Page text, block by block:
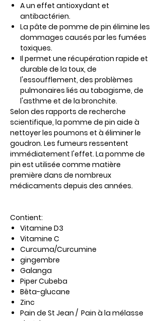
A un effet antioxydant et
antibactérien.
La pâte de pomme de pin élimine les
dommages causés par les fumées
toxiques.
Il permet une récupération rapide et
durable de la toux, de
l'essoufflement, des problèmes
pulmonaires liés au tabagisme, de
l'asthme et de la bronchite.
Selon des rapports de recherche
scientifique, la pomme de pin aide à
nettoyer les poumons et à éliminer le
goudron. Les fumeurs ressentent
immédiatement l'effet. La pomme de
pin est utilisée comme matière
première dans de nombreux
médicaments depuis des années.
Contient:
Vitamine D3
Vitamine C
Curcuma/Curcumine
gingembre
Galanga
Piper Cubeba
Bêta-glucane
Zinc
Pain de St Jean / Pain à la mélasse